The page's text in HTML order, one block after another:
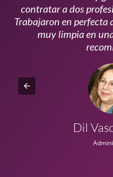
contratar a dos
Trabajaron en perfecta
muy limpia en
Dil